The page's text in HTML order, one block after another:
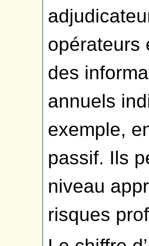
opérateurs
des
annuels
exemple,
passif. Ils
niveau
risques